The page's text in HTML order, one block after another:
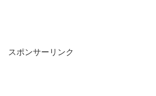
スポンサーリンク